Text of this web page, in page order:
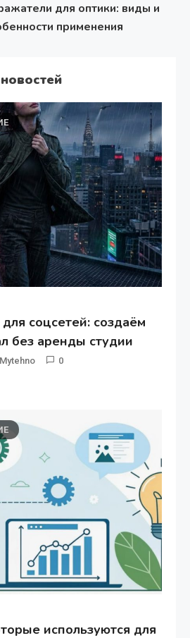
для оптики: виды и
применения
соцсетей: создаём
без аренды студии
Mytehno 0
используются для